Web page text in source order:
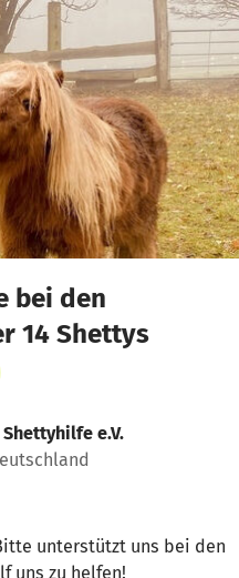
bei den
14 Shettys
Shettyhilfe e.V.
unterstützt uns bei den
uns zu helfen!